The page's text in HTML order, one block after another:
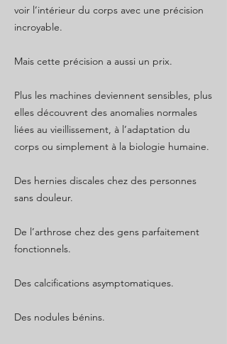
voir l’intérieur du corps avec une précision
incroyable.
Mais cette précision a aussi un prix.
Plus les machines deviennent sensibles, plus
elles découvrent des anomalies normales
liées au vieillissement, à l’adaptation du
corps ou simplement à la biologie humaine.
Des hernies discales chez des personnes
sans douleur.
De l’arthrose chez des gens parfaitement
fonctionnels.
Des calcifications asymptomatiques.
Des nodules bénins.